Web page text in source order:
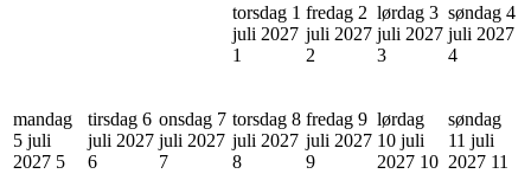
torsdag 1
juli 2027
1
fredag 2
juli 2027
2
lørdag 3
juli 2027
3
søndag 4
juli 2027
4
mandag
5 juli
2027 5
tirsdag 6
juli 2027
6
onsdag 7
juli 2027
7
torsdag 8
juli 2027
8
fredag 9
juli 2027
9
lørdag
10 juli
2027 10
søndag
11 juli
2027 11